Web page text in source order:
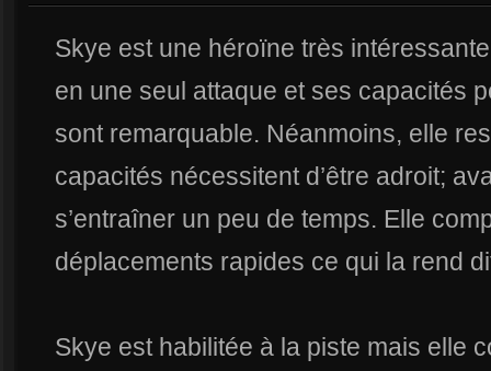
Skye est une héroïne très
en une seul attaque et ses capacités
sont remarquable. Néanmoins, elle
capacités nécessitent d’être adroit;
s’entraîner un peu de temps. Elle
déplacements rapides ce qui la rend
Skye est habilitée à la piste mais elle